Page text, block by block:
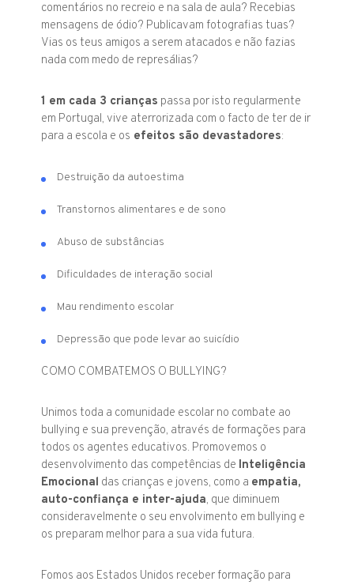
comentários no recreio e na sala de aula? Recebias
mensagens de ódio? Publicavam fotografias tuas?
Vias os teus amigos a serem atacados e não fazias
nada com medo de represálias?
1 em cada 3 crianças passa por isto regularmente
em Portugal, vive aterrorizada com o facto de ter de ir
para a escola e os efeitos são devastadores:
Destruição da autoestima
Transtornos alimentares e de sono
Abuso de substâncias
Dificuldades de interação social
Mau rendimento escolar
Depressão que pode levar ao suicídio
COMO COMBATEMOS O BULLYING?
Unimos toda a comunidade escolar no combate ao
bullying e sua prevenção, através de formações para
todos os agentes educativos. Promovemos o
desenvolvimento das competências de Inteligência
Emocional das crianças e jovens, como a empatia,
auto-confiança e inter-ajuda, que diminuem
consideravelmente o seu envolvimento em bullying e
os preparam melhor para a sua vida futura.
Fomos aos Estados Unidos receber formação para